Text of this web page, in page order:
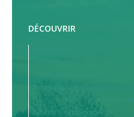
DÉCOUVRIR
Nos valeurs et écoresponsabilité
Nos conditions d’ensoleillement
Nos différents marchés